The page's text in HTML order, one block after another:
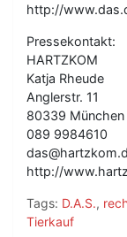
http://
Pressekontakt:
HARTZKOM
Katja Rheude
Anglerstr. 11
80339 München
089 9984610
http://
Tags: D.A.S.,
Tierkauf